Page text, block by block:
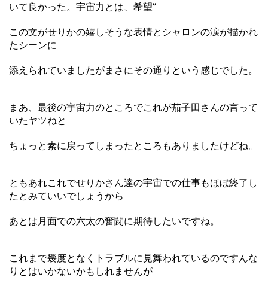
いて良かった。宇宙力とは、希望”
この文がせりかの嬉しそうな表情とシャロンの涙が描かれ
たシーンに
添えられていましたがまさにその通りという感じでした。
まあ、最後の宇宙力のところでこれが茄子田さんの言って
いたヤツねと
ちょっと素に戻ってしまったところもありましたけどね。
ともあれこれでせりかさん達の宇宙での仕事もほぼ終了し
たとみていいでしょうから
あとは月面での六太の奮闘に期待したいですね。
これまで幾度となくトラブルに見舞われているのですんな
りとはいかないかもしれませんが